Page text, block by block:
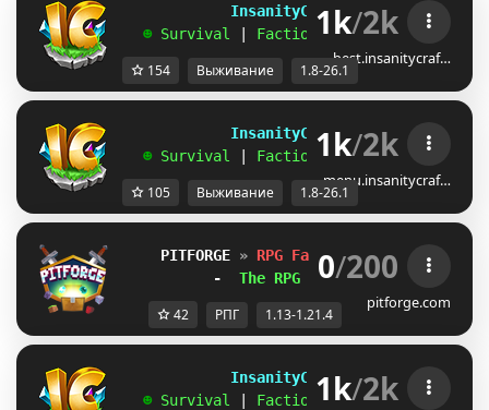
InsanityCraft || 1.8 - 26.1
☻ Survival Factions | Skyblock
1k/2k
best.insanitycraf…
154 Выживание 1.8-26.1
InsanityCraft || 1.8 - 26.1
☻ Survival Factions | Skyblock
1k/2k
menu.insanitycraf…
105 Выживание 1.8-26.1
PITFORGE » RPG Factions » (1.13-
- The RPG Faction Server!
0/200
pitforge.com
42 РПГ 1.13-1.21.4
InsanityCraft || 1.8 - 26.1
☻ Survival Factions | Skyblock
1k/2k